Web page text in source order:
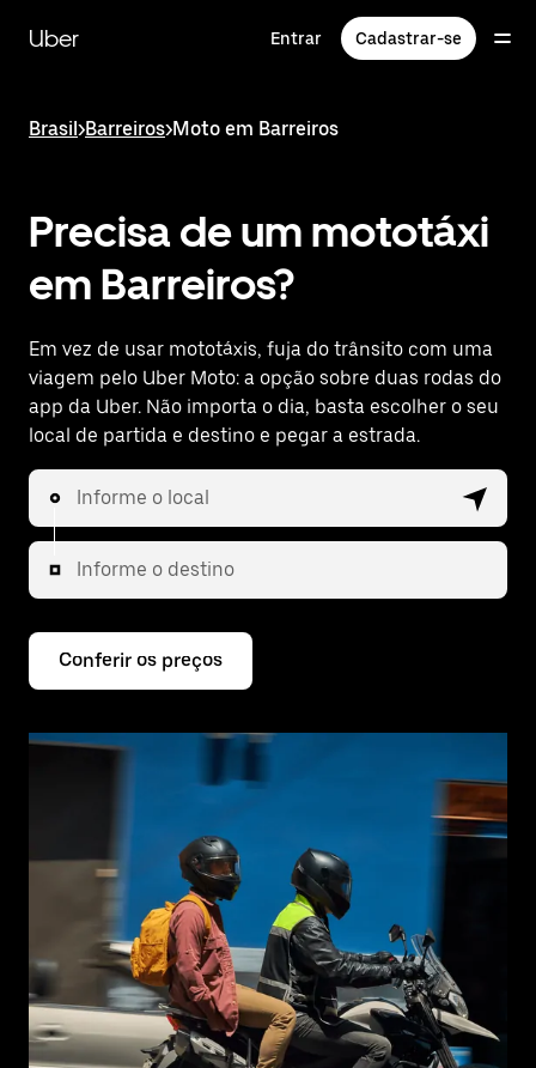
paraUber Entrar Cadastrar-se
Brasil>Barreiros>Moto em Barreiros
Precisa de um mototáxi
em Barreiros?
Em vez de usar mototáxis, fuja do trânsito com uma
viagem pelo Uber Moto: a opção sobre duas rodas do
app da Uber. Não importa o dia, basta escolher o seu
local de partida e destino e pegar a estrada.
Informe o local
Informe o destino
Conferir os preços